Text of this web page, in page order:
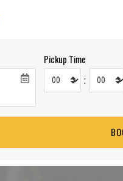
Pickup Time
: